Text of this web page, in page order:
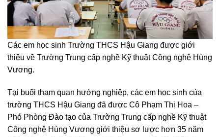
Các em học sinh Trường THCS Hậu Giang được giới
thiệu về Trường Trung cấp nghề Kỹ thuật Công nghệ Hùng
Vương.
Tại buổi tham quan hướng nghiệp, các em học sinh của
trường THCS Hậu Giang đã được Cô Phạm Thị Hoa –
Phó Phòng Đào tạo của Trường Trung cấp nghề Kỹ thuật
Công nghệ Hùng Vương giới thiệu sơ lược hơn 35 năm